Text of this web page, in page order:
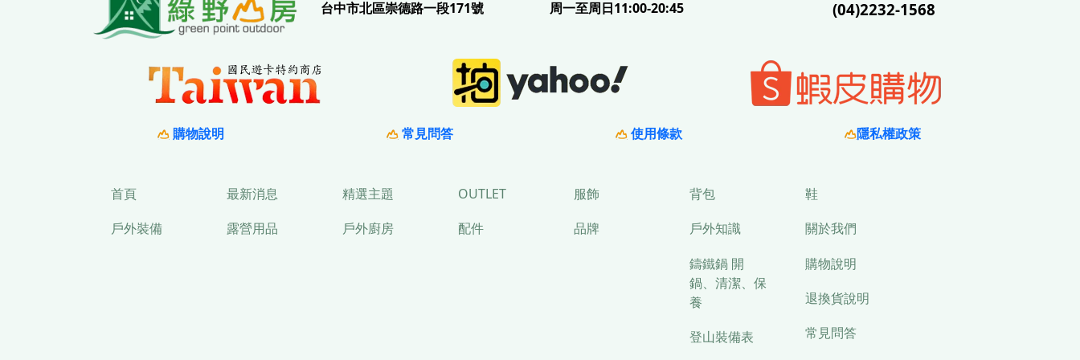
台中市北區崇德路一段171號 周一至周日11:00-20:45 (04)2232-1568
購物說明 常見問答 使用條款 隱私權政策
首頁 最新消息 精選主題 OUTLET 服飾 背包
鞋
戶外裝備
露營用品 戶外廚房 配件 品牌
戶外知識
鑄鐵鍋 開
鍋、清潔、保
養
登山裝備表
關於我們
購物說明
退換貨說明
常見問答